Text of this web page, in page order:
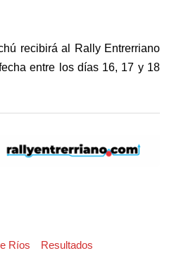
recibirá al Rally Entrerriano
entre los días 16, 17 y 18
Ríos Resultados